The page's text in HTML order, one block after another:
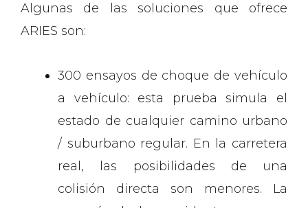
Algunas de las soluciones que ofrece
ARIES son:
300 ensayos de choque de vehículo
a vehículo: esta prueba simula el
estado de cualquier camino urbano
/ suburbano regular. En la carretera
real, las posibilidades de una
colisión directa son menores. La